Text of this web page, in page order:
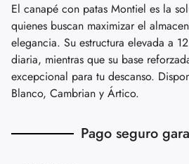
El canapé con patas Montiel es la
quienes buscan maximizar el
elegancia. Su estructura elevada a
diaria, mientras que su base
excepcional para tu descanso.
Blanco, Cambrian y Ártico.
Pago seguro